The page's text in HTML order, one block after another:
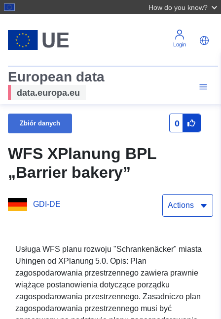
How do you know?
Login
European data
data.europa.eu
Zbiór danych 0
WFS XPlanung BPL
„Barrier bakery”
GDI-DE Actions
Usługa WFS planu rozwoju "Schrankenäcker" miasta
Uhingen od XPlanung 5.0. Opis: Plan
zagospodarowania przestrzennego zawiera prawnie
wiążące postanowienia dotyczące porządku
zagospodarowania przestrzennego. Zasadniczo plan
zagospodarowania przestrzennego musi być